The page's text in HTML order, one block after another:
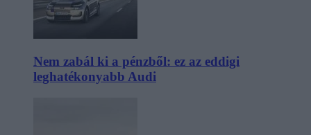
Nem zabál ki a pénzből: ez az eddigi
leghatékonyabb Audi